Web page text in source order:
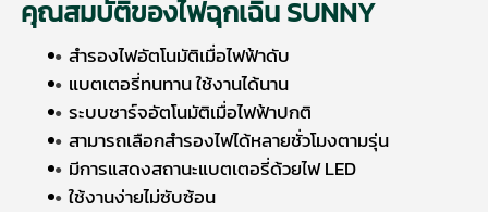
คุณสมบัติของไฟฉุกเฉิน SUNNY
สำรองไฟอัตโนมัติเมื่อไฟฟ้าดับ
แบตเตอรี่ทนทาน ใช้งานได้นาน
ระบบชาร์จอัตโนมัติเมื่อไฟฟ้าปกติ
สามารถเลือกสำรองไฟได้หลายชั่วโมงตามรุ่น
มีการแสดงสถานะแบตเตอรี่ด้วยไฟ LED
ใช้งานง่ายไม่ซับซ้อน